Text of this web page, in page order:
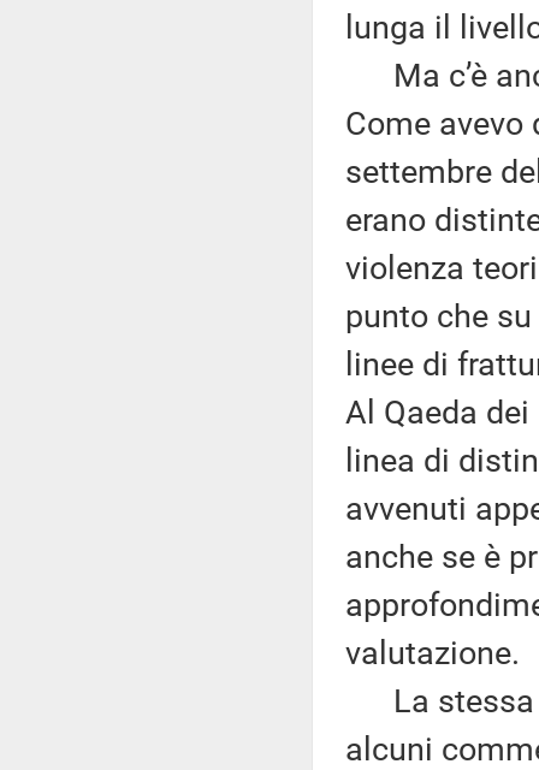
lunga il
Ma c’è
Come
settembre
erano
violenza
punto che
linee di
Al Qaeda
linea di
avvenuti
anche se è
valutazione.
La stessa
alcuni